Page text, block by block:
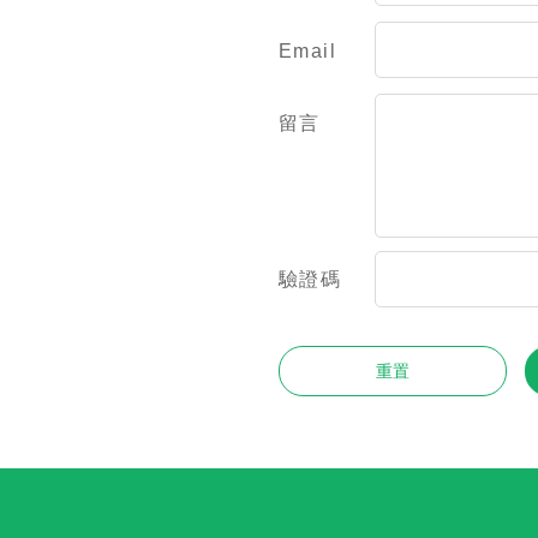
Email
留言
驗證碼
重置